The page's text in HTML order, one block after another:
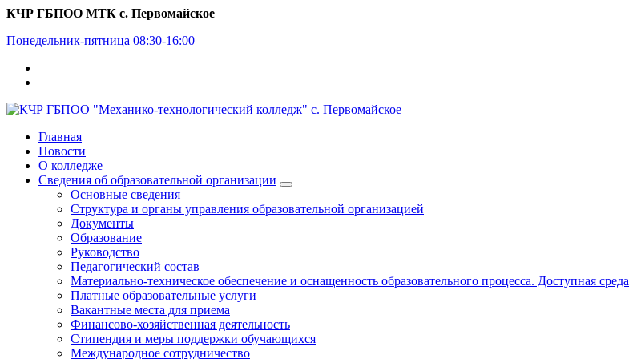
Перейти
содержимому
КЧР ГБПОО МТК с. Первомайское
Понедельник-пятница 08:30-16:00
Главная
Новости
О колледже
Сведения об образовательной организации
Основные сведения
Структура и органы управления образовательной организацией
Документы
Образование
Руководство
Педагогический состав
Материально-техническое обеспечение и оснащенность образовательного процесса. Доступная среда
Платные образовательные услуги
Вакантные места для приема
Финансово-хозяйственная деятельность
Стипендия и меры поддержки обучающихся
Международное сотрудничество